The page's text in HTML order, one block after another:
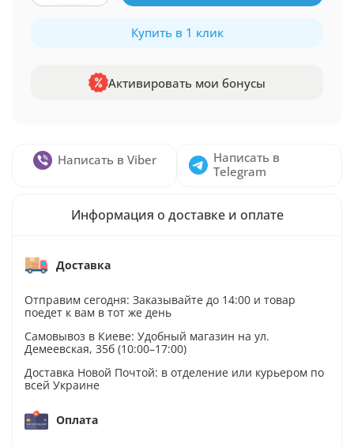
Купить в 1 клик
Активировать мои бонусы
Написать в Viber
Написать в
Telegram
Информация о доставке и оплате
Доставка
Отправим сегодня: Заказывайте до 14:00 и товар
поедет к вам в тот же день
Самовывоз в Киеве: Удобный магазин на ул.
Демеевская, 35б (10:00–17:00)
Доставка Новой Почтой: в отделение или курьером по
всей Украине
Оплата